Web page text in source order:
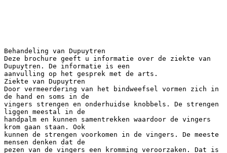
Behandeling van Dupuytren
Deze brochure geeft u informatie over de ziekte van
Dupuytren. De informatie is een
aanvulling op het gesprek met de arts.
Ziekte van Dupuytren
Door vermeerdering van het bindweefsel vormen zich in
de hand en soms in de
vingers strengen en onderhuidse knobbels. De strengen
liggen meestal in de
handpalm en kunnen samentrekken waardoor de vingers
krom gaan staan. Ook
kunnen de strengen voorkomen in de vingers. De meeste
mensen denken dat de
pezen van de vingers een kromming veroorzaken. Dat is